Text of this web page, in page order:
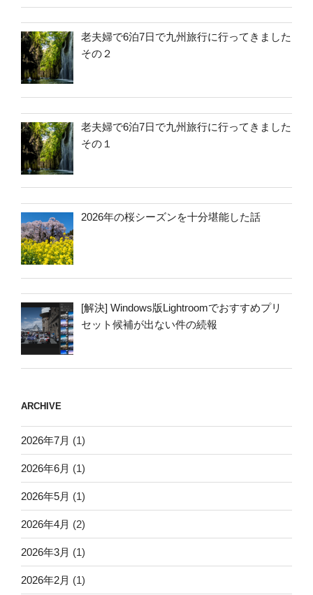
老夫婦で6泊7日で九州旅行に行ってきました
その２
老夫婦で6泊7日で九州旅行に行ってきました
その１
2026年の桜シーズンを十分堪能した話
[解決] Windows版Lightroomでおすすめプリ
セット候補が出ない件の続報
ARCHIVE
2026年7月 (1)
2026年6月 (1)
2026年5月 (1)
2026年4月 (2)
2026年3月 (1)
2026年2月 (1)